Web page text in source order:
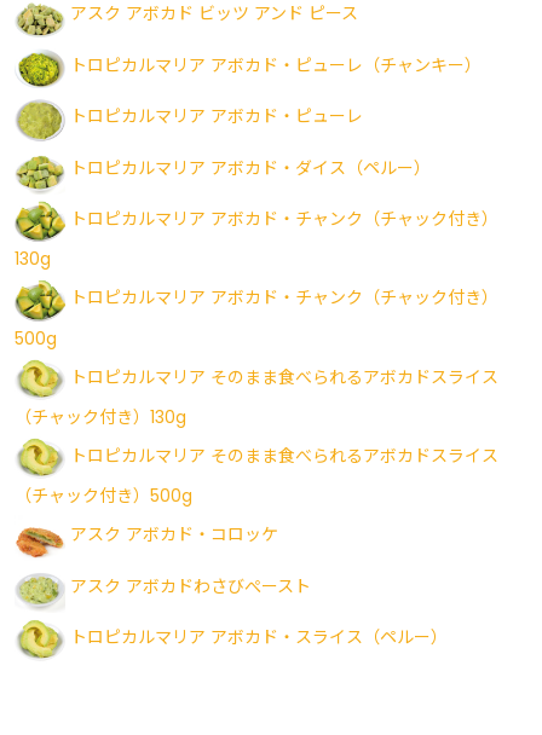
アスク アボカド ビッツ アンド ピース
トロピカルマリア アボカド・ピューレ（チャンキー）
トロピカルマリア アボカド・ピューレ
トロピカルマリア アボカド・ダイス（ペルー）
トロピカルマリア アボカド・チャンク（チャック付き）
130g
トロピカルマリア アボカド・チャンク（チャック付き）
500g
トロピカルマリア そのまま食べられるアボカドスライス
（チャック付き）130g
トロピカルマリア そのまま食べられるアボカドスライス
（チャック付き）500g
アスク アボカド・コロッケ
アスク アボカドわさびぺースト
トロピカルマリア アボカド・スライス（ペルー）